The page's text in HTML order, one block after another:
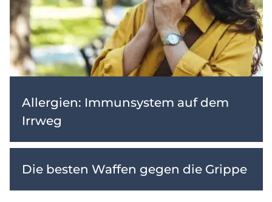
Allergien: Immunsystem auf dem
Irrweg
Die besten Waffen gegen die Grippe